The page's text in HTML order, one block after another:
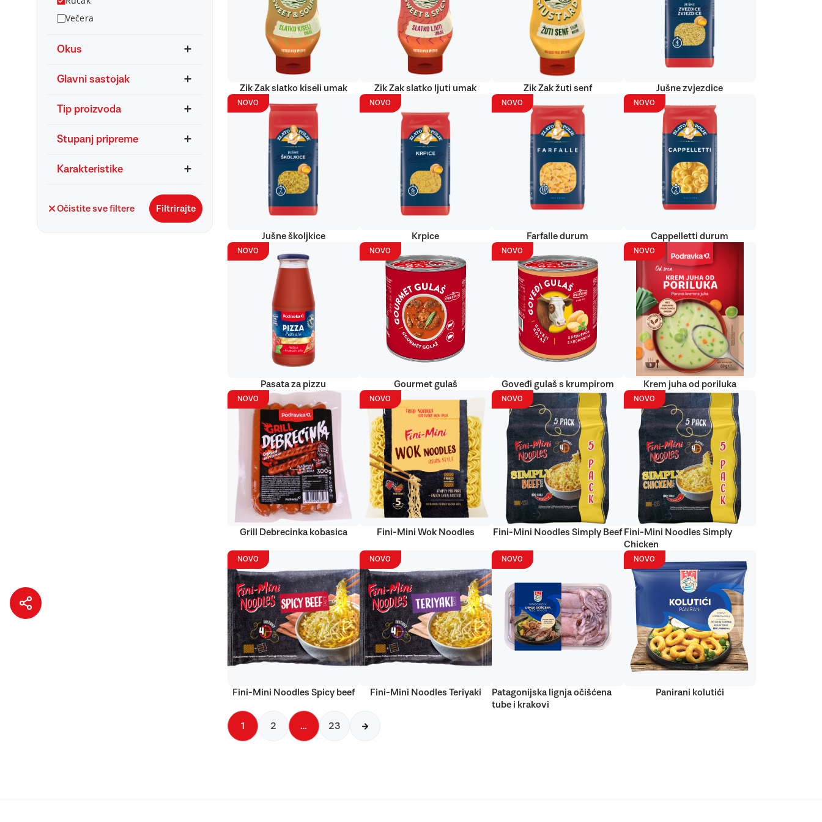
Večera
Okus
Glavni sastojak
Tip proizvoda
Stupanj pripreme
Karakteristike
Očistite sve filtere Filtrirajte
Zik Zak slatko kiseli umak Zik Zak slatko ljuti umak Zik Zak žuti senf Jušne zvjezdice
NOVO
Jušne školjkice
NOVO
Krpice
NOVO
Farfalle durum
NOVO
Cappelletti durum
NOVO
Pasata za pizzu
NOVO
Gourmet gulaš
NOVO
Goveđi gulaš s krumpirom
NOVO
Krem juha od poriluka
NOVO
Grill Debrecinka kobasica
NOVO
Fini-Mini Wok Noodles
NOVO
Fini-Mini Noodles Simply Beef
NOVO
Fini-Mini Noodles Simply
Chicken
NOVO
Fini-Mini Noodles Spicy beef
NOVO
Fini-Mini Noodles Teriyaki
NOVO
Patagonijska lignja očišćena
tube i krakovi
NOVO
Panirani kolutići
1 2 … 23